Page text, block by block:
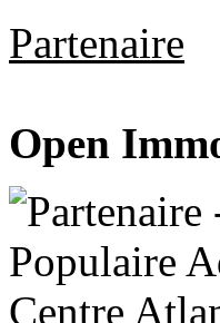
Partenaire
Open